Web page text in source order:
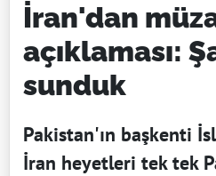
İran'dan
açıklaması:
sunduk
Pakistan'ın başkenti
İran heyetleri tek tek